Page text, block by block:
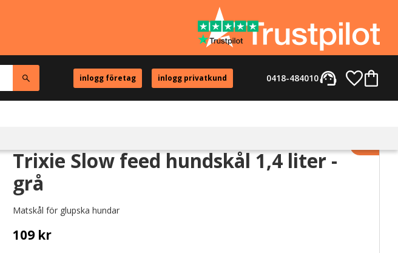
inlogg företag inlogg privatkund support_agent
0418-484010
Trixie Slow feed hundskål 1,4 liter -
grå
Matskål för glupska hundar
109kr
Lägg